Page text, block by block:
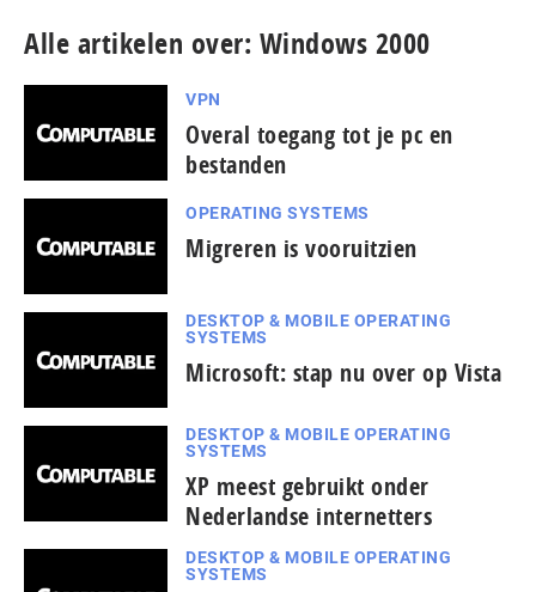
Alle artikelen over: Windows 2000
VPN
Overal toegang tot je pc en
bestanden
OPERATING SYSTEMS
Migreren is vooruitzien
DESKTOP & MOBILE OPERATING
SYSTEMS
Microsoft: stap nu over op Vista
DESKTOP & MOBILE OPERATING
SYSTEMS
XP meest gebruikt onder
Nederlandse internetters
DESKTOP & MOBILE OPERATING
SYSTEMS